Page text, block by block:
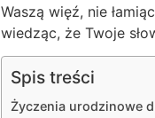
Waszą więź, nie
wiedząc, że Twoje
Spis treści
Życzenia urodzinowe